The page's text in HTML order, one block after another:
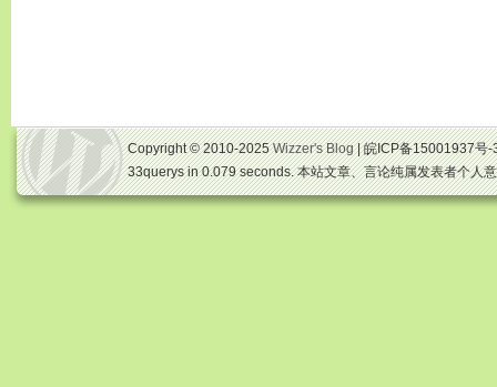
Copyright © 2010-2025Wizzer's Blog| 皖ICP备15001937号
33querys in 0.079 seconds. 本站文章、言论纯属发表者个人